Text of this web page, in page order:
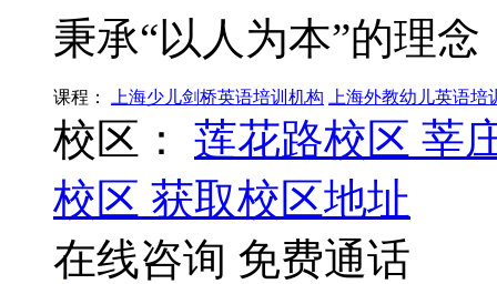
秉承“以人为本”的理念
课程： 上海少儿剑桥英语培训机构 上海外教幼儿英语培
校区： 莲花路校区 莘
校区 获取校区地址
在线咨询 免费通话